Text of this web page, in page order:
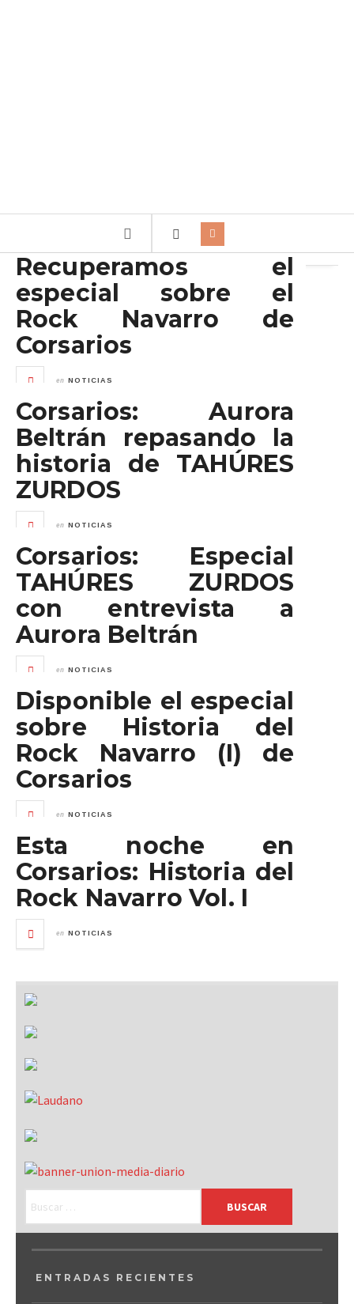
Recuperamos el
especial sobre el
Rock Navarro de
Corsarios
en NOTICIAS
Corsarios: Aurora
Beltrán repasando la
historia de TAHÚRES
ZURDOS
en NOTICIAS
Corsarios: Especial
TAHÚRES ZURDOS
con entrevista a
Aurora Beltrán
en NOTICIAS
Disponible el especial
sobre Historia del
Rock Navarro (I) de
Corsarios
en NOTICIAS
Esta noche en
Corsarios: Historia del
Rock Navarro Vol. I
en NOTICIAS
ENTRADAS RECIENTES